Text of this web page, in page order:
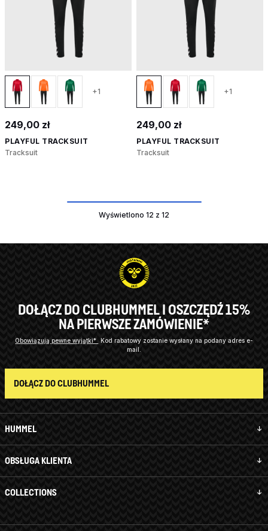
+1
249,00 zł
PLAYFUL TRACKSUIT
Tracksuit
+1
249,00 zł
PLAYFUL TRACKSUIT
Tracksuit
Wyświetlono 12 z 12
HUMMEL
OBSŁUGA KLIENTA
COLLECTIONS
DOŁĄCZ DO CLUBHUMMEL I OSZCZĘDŹ 15%
NA PIERWSZE ZAMÓWIENIE*
Obowiązują pewne wyjątki* Kod rabatowy zostanie wysłany na podany adres e-
mail.
DOŁĄCZ DO CLUBHUMMEL